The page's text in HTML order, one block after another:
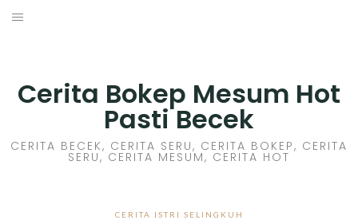
Skip
Cerita Bokep Mesum Hot
Pasti Becek
CERITA BECEK, CERITA SERU, CERITA BOKEP, CERITA
SERU, CERITA MESUM, CERITA HOT
CERITA ISTRI SELINGKUH
CERITA SEX HOT